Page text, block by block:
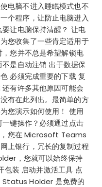
电脑不进入睡眠模式也不
个程序，让防止电脑进入
让电脑保持清醒？ 让电
您收集了一些肯定适用于
您并不总是希望解锁电
是自动注销 出于数据保
必须完成重要的下载 复
有许多其他原因可能会
有在此列出。最简单的方
您演示如何使用！ 使用
键操作？必须通过点击
，您在 Microsoft Teams
上银行，冗长的复制过程
，您就可以始终保持
包装 启动并激活工具 点
Status Holder 是免费的